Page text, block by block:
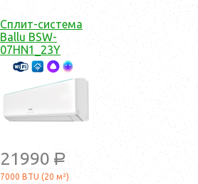
Сплит-система
Ballu BSW-
07HN1_23Y
21990 a
7000 BTU (20 м²)